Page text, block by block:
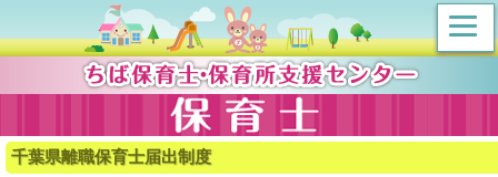
千葉県離職保育士届出制度